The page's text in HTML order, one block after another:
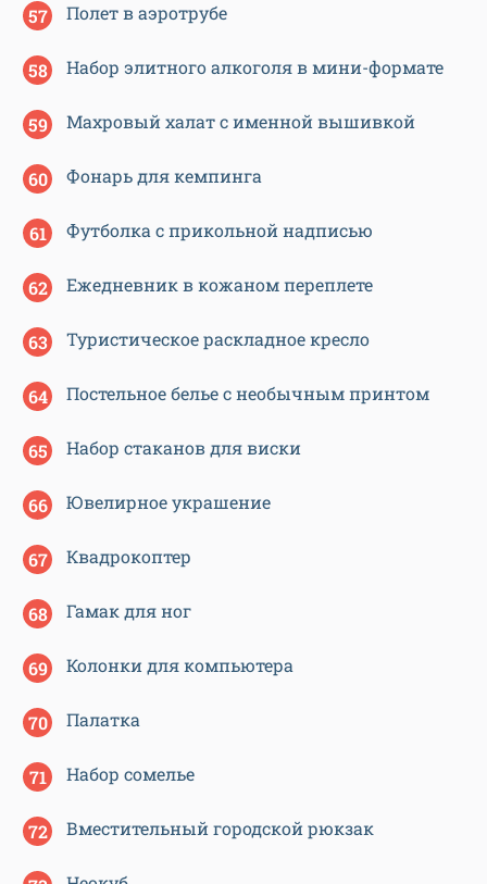
Полет в аэротрубе
Набор элитного алкоголя в мини-формате
Махровый халат с именной вышивкой
Фонарь для кемпинга
Футболка с прикольной надписью
Ежедневник в кожаном переплете
Туристическое раскладное кресло
Постельное белье с необычным принтом
Набор стаканов для виски
Ювелирное украшение
Квадрокоптер
Гамак для ног
Колонки для компьютера
Палатка
Набор сомелье
Вместительный городской рюкзак